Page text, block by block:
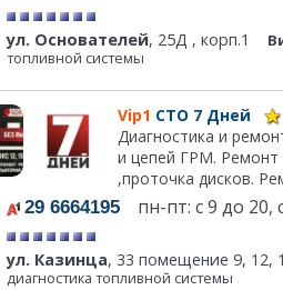
ул. Основателей, 25Д , корп.1
топливной системы
Vip1 СТО 7 Дней
Диагностика и
и цепей ГРМ.
,проточка дисков.
29 6664195 пн-пт: с 9 до 20,
ул. Казинца, 33 помещение 9, 12,
диагностика топливной системы